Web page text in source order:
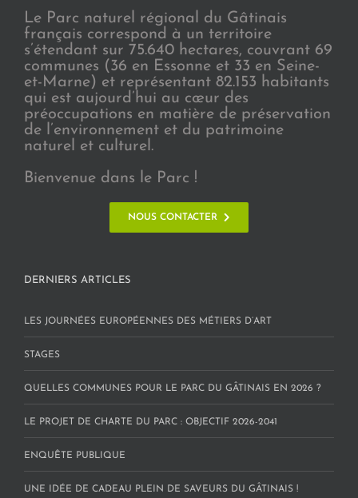
Le Parc naturel régional du Gâtinais
français correspond à un territoire
s’étendant sur 75.640 hectares, couvrant 69
communes (36 en Essonne et 33 en Seine-
et-Marne) et représentant 82.153 habitants
qui est aujourd’hui au cœur des
préoccupations en matière de préservation
de l’environnement et du patrimoine
naturel et culturel.
Bienvenue dans le Parc !
NOUS CONTACTER
DERNIERS ARTICLES
LES JOURNÉES EUROPÉENNES DES MÉTIERS D’ART
STAGES
QUELLES COMMUNES POUR LE PARC DU GÂTINAIS EN 2026 ?
LE PROJET DE CHARTE DU PARC : OBJECTIF 2026-2041
ENQUÊTE PUBLIQUE
UNE IDÉE DE CADEAU PLEIN DE SAVEURS DU GÂTINAIS !